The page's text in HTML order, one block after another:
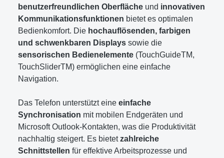
benutzerfreundlichen Oberfläche und innovativen
Kommunikationsfunktionen bietet es optimalen
Bedienkomfort. Die hochauflösenden, farbigen
und schwenkbaren Displays sowie die
sensorischen Bedienelemente (TouchGuideTM,
TouchSliderTM) ermöglichen eine einfache
Navigation.
Das Telefon unterstützt eine einfache
Synchronisation mit mobilen Endgeräten und
Microsoft Outlook-Kontakten, was die Produktivität
nachhaltig steigert. Es bietetzahlreiche
Schnittstellen für effektive Arbeitsprozesse und